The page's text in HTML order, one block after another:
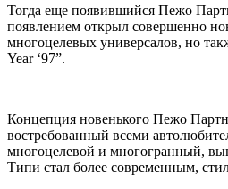
Тогда еще появившийся Пежо
появлением открыл совершенно
многоцелевых универсалов, но
Year ‘97”.
Концепция новенького Пежо
востребованный всеми
многоцелевой и многогранный,
Типи стал более современным,